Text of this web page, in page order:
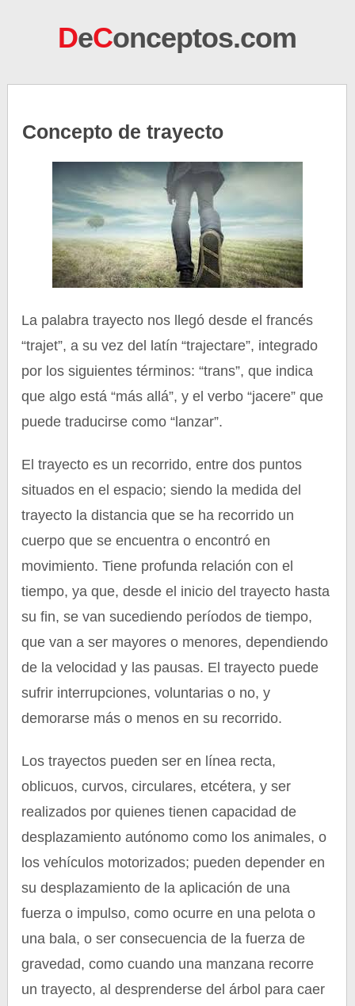
DeConceptos.com
Concepto de trayecto
La palabra trayecto nos llegó desde el francés
“trajet”, a su vez del latín “trajectare”, integrado
por los siguientes términos: “trans”, que indica
que algo está “más allá”, y el verbo “jacere” que
puede traducirse como “lanzar”.
El trayecto es un recorrido, entre dos puntos
situados en el espacio; siendo la medida del
trayecto la distancia que se ha recorrido un
cuerpo que se encuentra o encontró en
movimiento. Tiene profunda relación con el
tiempo, ya que, desde el inicio del trayecto hasta
su fin, se van sucediendo períodos de tiempo,
que van a ser mayores o menores, dependiendo
de la velocidad y las pausas. El trayecto puede
sufrir interrupciones, voluntarias o no, y
demorarse más o menos en su recorrido.
Los trayectos pueden ser en línea recta,
oblicuos, curvos, circulares, etcétera, y ser
realizados por quienes tienen capacidad de
desplazamiento autónomo como los animales, o
los vehículos motorizados; pueden depender en
su desplazamiento de la aplicación de una
fuerza o impulso, como ocurre en una pelota o
una bala, o ser consecuencia de la fuerza de
gravedad, como cuando una manzana recorre
un trayecto, al desprenderse del árbol para caer